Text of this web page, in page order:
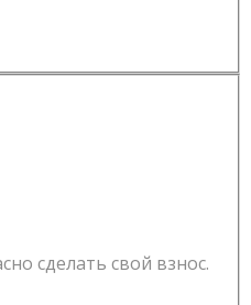
сделать свой взнос.